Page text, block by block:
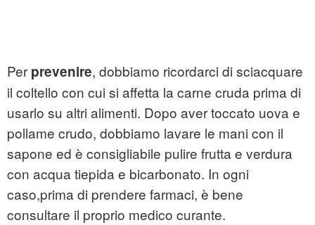
Per prevenire, dobbiamo ricordarci di sciacquare
il coltello con cui si affetta la carne cruda prima di
usarlo su altri alimenti. Dopo aver toccato uova e
pollame crudo, dobbiamo lavare le mani con il
sapone ed è consigliabile pulire frutta e verdura
con acqua tiepida e bicarbonato. In ogni
caso,prima di prendere farmaci, è bene
consultare il proprio medico curante.